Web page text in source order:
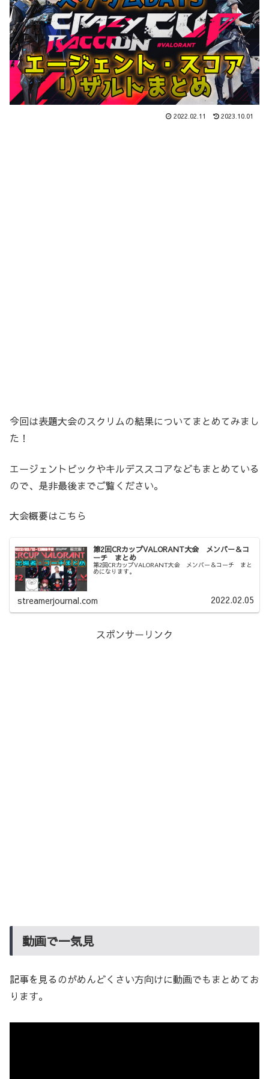
2022.02.11 2023.10.01
今回は表題大会のスクリムの結果についてまとめてみまし
た！
エージェントピックやキルデススコアなどもまとめている
ので、是非最後までご覧ください。
大会概要はこちら
第2回CRカップVALORANT大会 メンバー＆コ
ーチ まとめ
第2回CRカップVALORANT大会 メンバー＆コーチ まと
めになります。
streamerjournal.com 2022.02.05
スポンサーリンク
動画で一気見
記事を見るのがめんどくさい方向けに動画でもまとめてお
ります。